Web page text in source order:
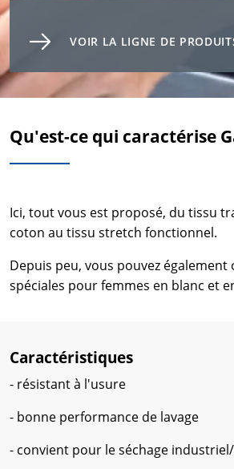
VOIR LA LIGNE DE
Qu'est-ce qui caractérise
Ici, tout vous est proposé, du tissu
coton au tissu stretch fonctionnel.
Depuis peu, vous pouvez également
spéciales pour femmes en blanc et
Caractéristiques
- résistant à l'usure
- bonne performance de lavage
- convient pour le séchage